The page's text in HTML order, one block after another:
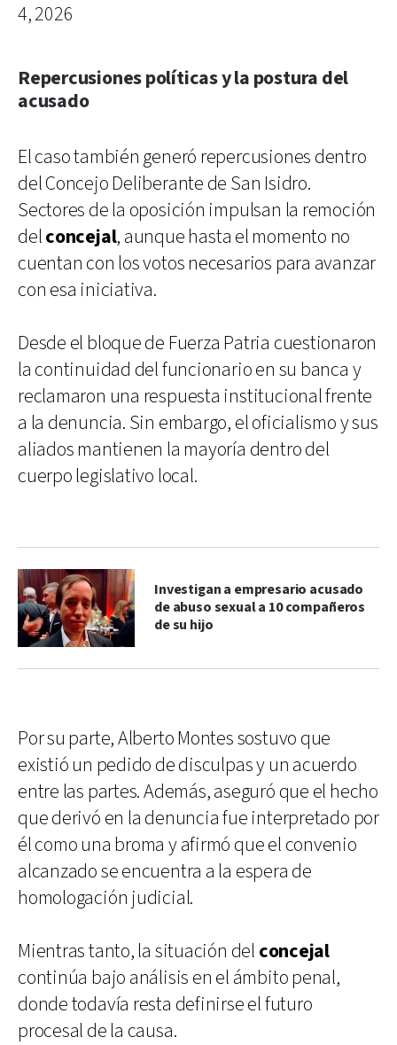
4, 2026
Repercusiones políticas y la postura del
acusado
El caso también generó repercusiones dentro
del Concejo Deliberante de San Isidro.
Sectores de la oposición impulsan la remoción
delconcejal, aunque hasta el momento no
cuentan con los votos necesarios para avanzar
con esa iniciativa.
Desde el bloque de Fuerza Patria cuestionaron
la continuidad del funcionario en su banca y
reclamaron una respuesta institucional frente
a la denuncia. Sin embargo, el oficialismo y sus
aliados mantienen la mayoría dentro del
cuerpo legislativo local.
Investigan a empresario acusado
de abuso sexual a 10 compañeros
de su hijo
Por su parte, Alberto Montes sostuvo que
existió un pedido de disculpas y un acuerdo
entre las partes. Además, aseguró que el hecho
que derivó en la denuncia fue interpretado por
él como una broma y afirmó que el convenio
alcanzado se encuentra a la espera de
homologación judicial.
Mientras tanto, la situación del concejal
continúa bajo análisis en el ámbito penal,
donde todavía resta definirse el futuro
procesal de la causa.